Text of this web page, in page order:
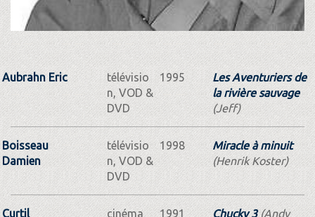
Aubrahn Eric
télévisio
n, VOD &
DVD
1995
Les Aventuriers de
la rivière sauvage
(Jeff)
Boisseau
Damien
télévisio
n, VOD &
DVD
1998
Miracle à minuit
(Henrik Koster)
Curtil cinéma 1991 Chucky 3(Andy